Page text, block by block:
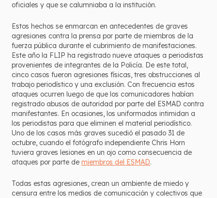
oficiales y que se calumniaba a la institución.
Estos hechos se enmarcan en antecedentes de graves
agresiones contra la prensa por parte de miembros de la
fuerza pública durante el cubrimiento de manifestaciones.
Este año la FLIP ha registrado nueve ataques a periodistas
provenientes de integrantes de la Policía. De este total,
cinco casos fueron agresiones físicas, tres obstrucciones al
trabajo periodístico y una exclusión. Con frecuencia estos
ataques ocurren luego de que los comunicadores habían
registrado abusos de autoridad por parte del ESMAD contra
manifestantes. En ocasiones, los uniformados intimidan a
los periodistas para que eliminen el material periodístico.
Uno de los casos más graves sucedió el pasado 31 de
octubre, cuando el fotógrafo independiente Chris Horn
tuviera graves lesiones en un ojo como consecuencia de
ataques por parte de miembros del ESMAD.
Todas estas agresiones, crean un ambiente de miedo y
censura entre los medios de comunicación y colectivos que